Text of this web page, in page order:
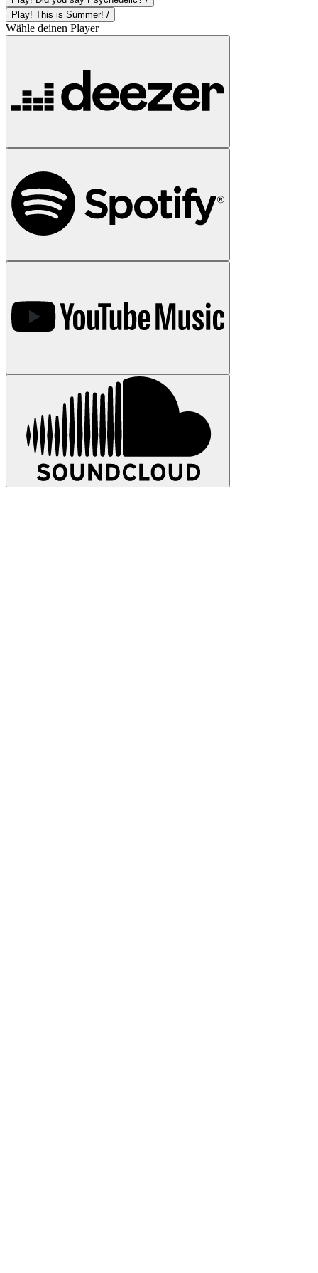
Play! This is Summer! /
Wähle deinen Player